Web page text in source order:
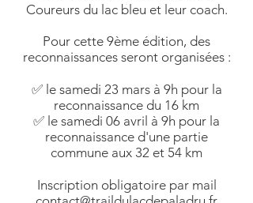
Coureurs du lac bleu et leur coach.
Pour cette 9ème édition, des
reconnaissances seront organisées :
✅ le samedi 23 mars à 9h pour la
reconnaissance du 16 km
✅ le samedi 06 avril à 9h pour la
reconnaissance d'une partie
commune aux 32 et 54 km
Inscription obligatoire par mail